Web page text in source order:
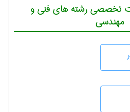
تخصصی رشته های فنی و
مهندسی